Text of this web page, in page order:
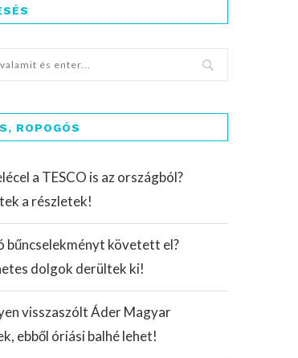
ROPOGÓS
a TESCO is az országból?
a részletek!
bűncselekményt követett el?
dolgok derültek ki!
visszaszólt Áder Magyar
ebből óriási balhé lehet!